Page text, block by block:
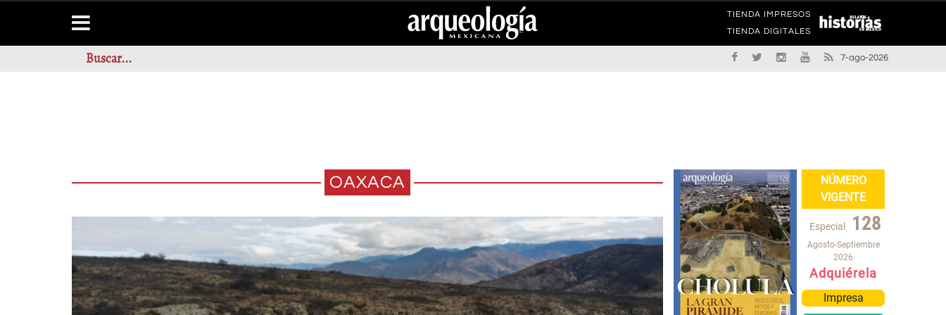
TIENDA IMPRESOS
TIENDA DIGITALES
7-ago-2026
OAXACA
UN PECTORAL DE PIEDRA VERDE EN LA SALA
NÚMERO
VIGENTE
Especial 128
Agosto-Septiembre
2026
Adquiérela
Impresa